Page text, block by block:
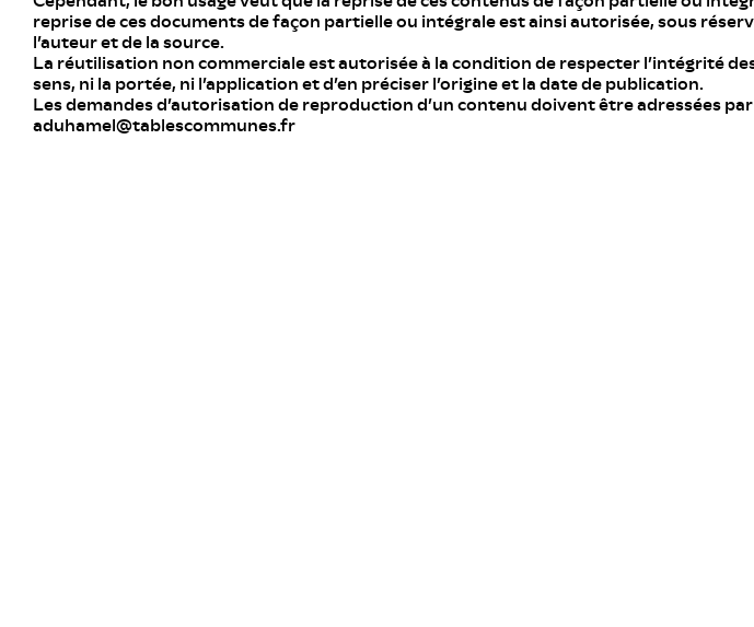
reprise de ces documents de façon partielle ou intégrale est ainsi autorisée, sous
l’auteur et de la source.
La réutilisation non commerciale est autorisée à la condition de respecter l’intégrité
sens, ni la portée, ni l’application et d’en préciser l’origine et la date de publication.
Les demandes d’autorisation de reproduction d’un contenu doivent être adressées
aduhamel@tablescommunes.fr